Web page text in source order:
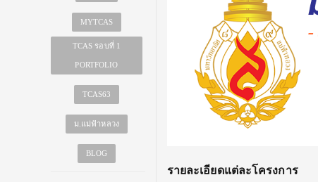
MYTCAS
TCAS รอบที่ 1
PORTFOLIO
TCAS63
ม.แม่ฟ้าหลวง
BLOG
รายละเอียดแต่ละโครงการ